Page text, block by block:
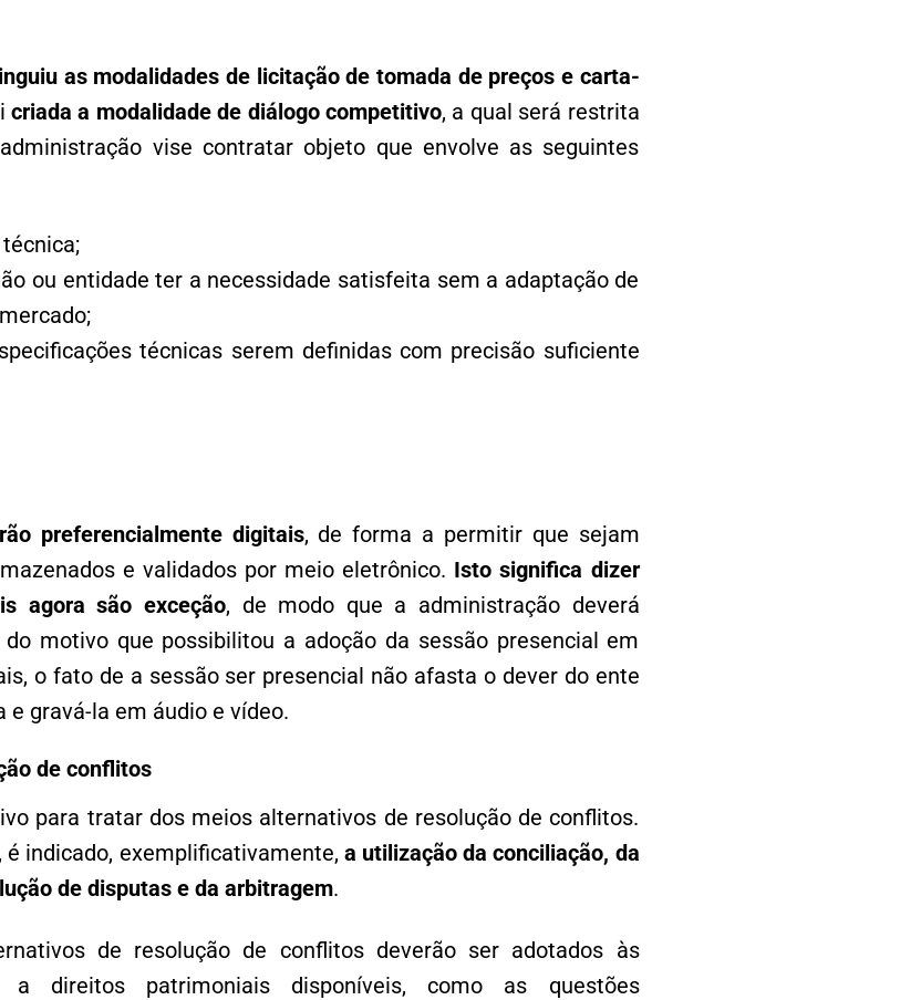
as modalidades de licitação de tomada de preços e carta-
criada a modalidade de diálogo competitivo, a qual será restrita
vise contratar objeto que envolve as seguintes
ou entidade ter a necessidade satisfeita sem a adaptação de
técnicas serem definidas com precisão suficiente
preferencialmente digitais, de forma a permitir que sejam
e validados por meio eletrônico. Isto significa dizer
agora são exceção, de modo que a administração deverá
motivo que possibilitou a adoção da sessão presencial em
o fato de a sessão ser presencial não afasta o dever do ente
gravá-la em áudio e vídeo.
de conflitos
para tratar dos meios alternativos de resolução de conflitos.
indicado, exemplificativamente, a utilização da conciliação, da
de disputas e da arbitragem.
de resolução de conflitos deverão ser adotados às
a direitos patrimoniais disponíveis, como as questões